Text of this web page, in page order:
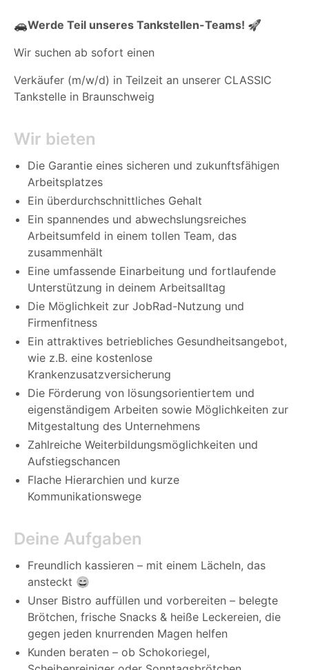
🚗Werde Teil unseres Tankstellen-Teams! 🚀
Wir suchen ab sofort einen
Verkäufer (m/w/d) in Teilzeit an unserer CLASSIC
Tankstelle in Braunschweig
Wir bieten
Die Garantie eines sicheren und zukunftsfähigen
Arbeitsplatzes
Ein überdurchschnittliches Gehalt
Ein spannendes und abwechslungsreiches
Arbeitsumfeld in einem tollen Team, das
zusammenhält
Eine umfassende Einarbeitung und fortlaufende
Unterstützung in deinem Arbeitsalltag
Die Möglichkeit zur JobRad-Nutzung und
Firmenfitness
Ein attraktives betriebliches Gesundheitsangebot,
wie z.B. eine kostenlose
Krankenzusatzversicherung
Die Förderung von lösungsorientiertem und
eigenständigem Arbeiten sowie Möglichkeiten zur
Mitgestaltung des Unternehmens
Zahlreiche Weiterbildungsmöglichkeiten und
Aufstiegschancen
Flache Hierarchien und kurze
Kommunikationswege
Deine Aufgaben
Freundlich kassieren – mit einem Lächeln, das
ansteckt 😄
Unser Bistro auffüllen und vorbereiten – belegte
Brötchen, frische Snacks & heiße Leckereien, die
gegen jeden knurrenden Magen helfen
Kunden beraten – ob Schokoriegel,